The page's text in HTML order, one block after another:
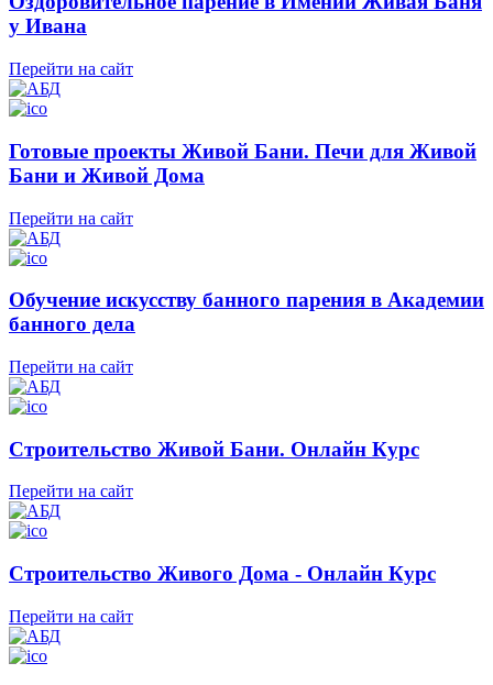
у Ивана
Перейти на сайт
Готовые проекты Живой Бани. Печи для Живой
Бани и Живой Дома
Перейти на сайт
Обучение искусству банного парения в Академии
банного дела
Перейти на сайт
Строительство Живой Бани. Онлайн Курс
Перейти на сайт
Строительство Живого Дома - Онлайн Курс
Перейти на сайт